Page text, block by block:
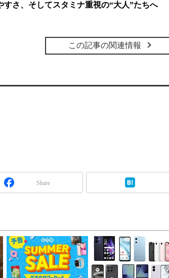
さ、そしてスタミナ重視の“大人”たちへ
この記事の関連情報
Share